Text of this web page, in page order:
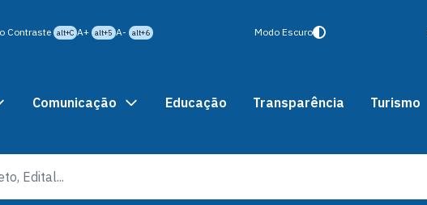
Contraste alt+C A+ alt+5 A- alt+6 Modo Escuro
Comunicação Educação Transparência Turismo